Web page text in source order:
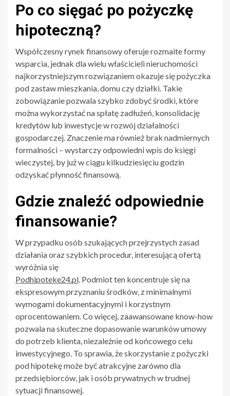
Po co sięgać po pożyczkę
hipoteczną?
Współczesny rynek finansowy oferuje rozmaite formy
wsparcia, jednak dla wielu właścicieli nieruchomości
najkorzystniejszym rozwiązaniem okazuje się pożyczka
pod zastaw mieszkania, domu czy działki. Takie
zobowiązanie pozwala szybko zdobyć środki, które
można wykorzystać na spłatę zadłużeń, konsolidację
kredytów lub inwestycje w rozwój działalności
gospodarczej. Znaczenie ma również brak nadmiernych
formalności – wystarczy odpowiedni wpis do księgi
wieczystej, by już w ciągu kilkudziesięciu godzin
odzyskać płynność finansową.
Gdzie znaleźć odpowiednie
finansowanie?
W przypadku osób szukających przejrzystych zasad
działania oraz szybkich procedur, interesującą ofertą
wyróżnia się
Podhipoteke24.pl. Podmiot ten koncentruje się na
ekspresowym przyznaniu środków, z minimalnymi
wymogami dokumentacyjnymi i korzystnym
oprocentowaniem. Co więcej, zaawansowane know-how
pozwala na skuteczne dopasowanie warunków umowy
do potrzeb klienta, niezależnie od końcowego celu
inwestycyjnego. To sprawia, że skorzystanie z pożyczki
pod hipotekę może być atrakcyjne zarówno dla
przedsiębiorców, jak i osób prywatnych w trudnej
sytuacji finansowej.